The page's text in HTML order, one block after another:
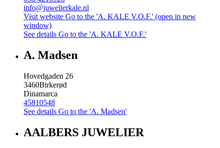
info@juwelierkale.nl
Visit website Go to the 'A. KALE V.O.F.' (open in new
window)
See details Go to the 'A. KALE V.O.F.'
A. Madsen
Hovedgaden 26
3460Birkerød
Dinamarca
45810548
See details Go to the 'A. Madsen'
AALBERS JUWELIER